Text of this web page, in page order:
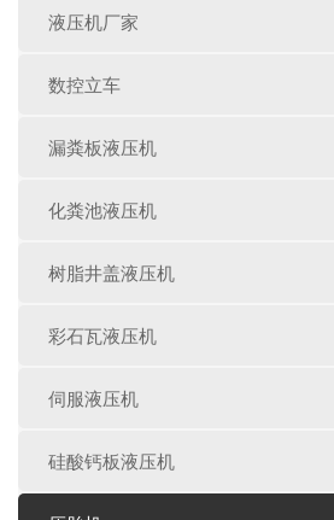
液压机厂家
数控立车
漏粪板液压机
化粪池液压机
树脂井盖液压机
彩石瓦液压机
伺服液压机
硅酸钙板液压机